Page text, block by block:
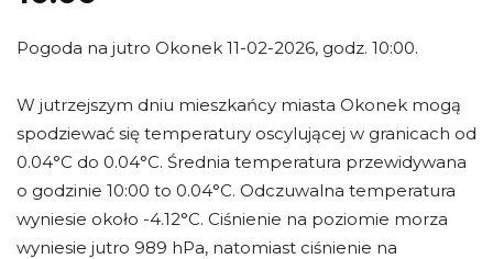
Pogoda na jutro Okonek 11-02-2026, godz. 10:00.
W jutrzejszym dniu mieszkańcy miasta Okonek mogą
spodziewać się temperatury oscylującej w granicach od
0.04°C do 0.04°C. Średnia temperatura przewidywana
o godzinie 10:00 to 0.04°C. Odczuwalna temperatura
wyniesie około -4.12°C. Ciśnienie na poziomie morza
wyniesie jutro 989 hPa, natomiast ciśnienie na